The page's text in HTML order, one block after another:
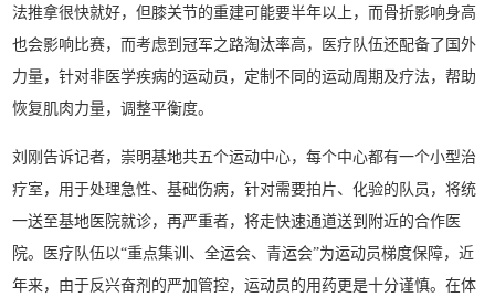
法推拿很快就好，但膝关节的重建可能要半年以上，而骨折影响身高
也会影响比赛，而考虑到冠军之路淘汰率高，医疗队伍还配备了国外
力量，针对非医学疾病的运动员，定制不同的运动周期及疗法，帮助
恢复肌肉力量，调整平衡度。
刘刚告诉记者，崇明基地共五个运动中心，每个中心都有一个小型治
疗室，用于处理急性、基础伤病，针对需要拍片、化验的队员，将统
一送至基地医院就诊，再严重者，将走快速通道送到附近的合作医
院。医疗队伍以“重点集训、全运会、青运会”为运动员梯度保障，近
年来，由于反兴奋剂的严加管控，运动员的用药更是十分谨慎。在体